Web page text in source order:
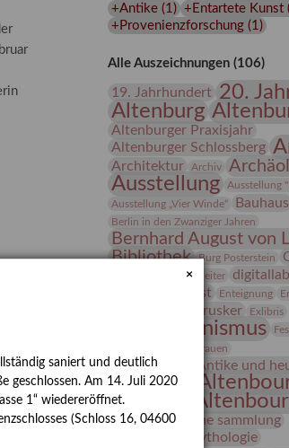
+Antike(1 ) +Entartete Kunst(
+Provenienzforschung(1 )
Alle Auszeichnungen (106)
19. Jahrhundert 20.
Altenburg
Altenburger Praxisjahr
Altenburger Schlossberg
Architektur Archiv
Ausstellung
Ausstellung
Ausstellung „Vier Winde“
Bauhaus
Berlin in den Zwanziger Jahren
Bernhard August von
Bibliothek
Burg Posterstein
Der Blaue Reiter
Entartete Kunst
Enteignung
estrusker Exlibris
Expressionismus
frauen
Frauen in der Antike und
Gerhard-
Gerhard
Grafik grafische sammlung
griechische Mythologie
×
saniert und deutlich
geschlossen. Am 14. Juli 2020
1“ wiedereröffnet.
(Schloss 16, 04600